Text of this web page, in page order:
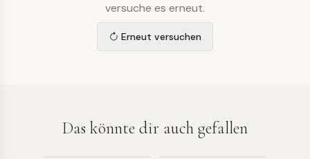
versuche es erneut.
Erneut versuchen
Das könnte dir auch gefallen